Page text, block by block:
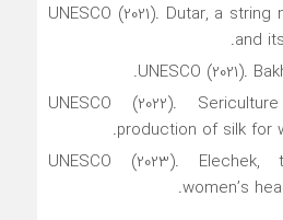
UNESCO (2021). Dutar, a
and
UNESCO (2021).
UNESCO (2022).
production of silk for
UNESCO (2023). Elechek,
women’s